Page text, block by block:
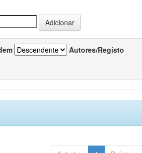
Autores/Registo